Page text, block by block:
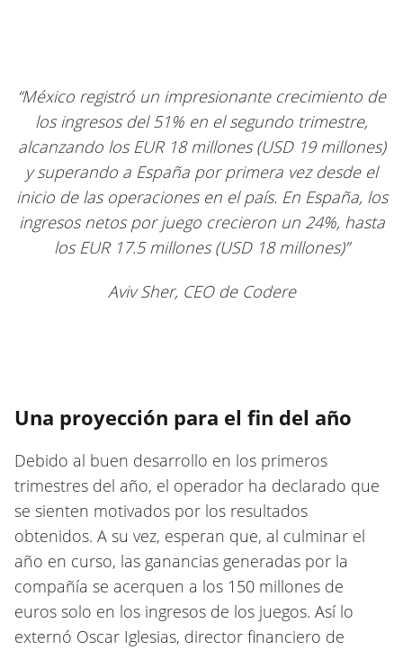
“México registró un impresionante crecimiento de
los ingresos del 51% en el segundo trimestre,
alcanzando los EUR 18 millones (USD 19 millones)
y superando a España por primera vez desde el
inicio de las operaciones en el país. En España, los
ingresos netos por juego crecieron un 24%, hasta
los EUR 17.5 millones (USD 18 millones)”
Aviv Sher, CEO de Codere
Una proyección para el fin del año
Debido al buen desarrollo en los primeros
trimestres del año, el operador ha declarado que
se sienten motivados por los resultados
obtenidos. A su vez, esperan que, al culminar el
año en curso, las ganancias generadas por la
compañía se acerquen a los 150 millones de
euros solo en los ingresos de los juegos. Así lo
externó Oscar Iglesias, director financiero de